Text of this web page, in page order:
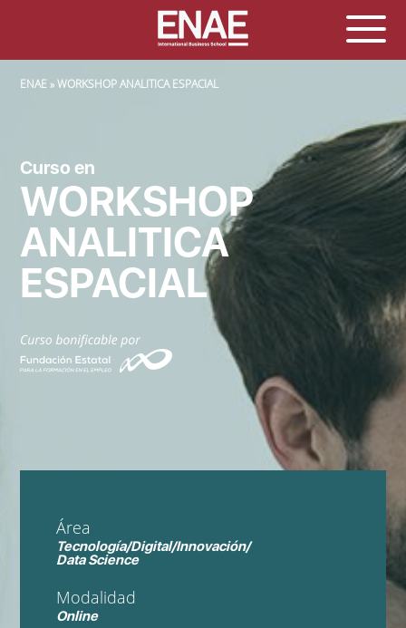
SOBRESCRIBIR ENLACES DE AYUDA A LA NAVEGACIÓN
ENAE WORKSHOP ANALITICA ESPACIAL
Curso en
WORKSHOP
ANALITICA
ESPACIAL
Área
Tecnología/Digital/Innovación/
Data Science
Modalidad
Online